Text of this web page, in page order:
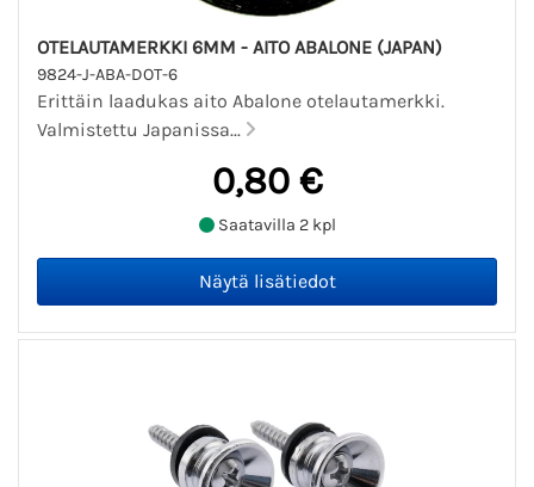
OTELAUTAMERKKI 6MM - AITO ABALONE (JAPAN)
9824-J-ABA-DOT-6
Erittäin laadukas aito Abalone otelautamerkki.
Valmistettu Japanissa...
0,80 €
Saatavilla 2 kpl